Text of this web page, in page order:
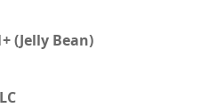
(Jelly Bean)